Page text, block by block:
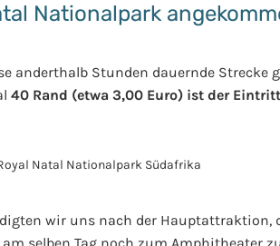
Nationalpark
anderthalb Stunden dauernde Strecke
40 Rand (etwa 3,00 Euro) ist der
wir uns nach der Hauptattraktion,